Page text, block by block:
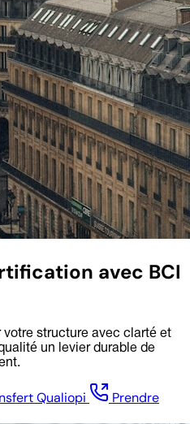
avec BCI
structure avec clarté et
un levier durable de
Qualiopi
Prendre